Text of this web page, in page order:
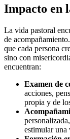
Impacto en
La vida pastoral
de
que cada persona
sino con
encuentran:
Examen de
acciones,
propia y de
estimular una